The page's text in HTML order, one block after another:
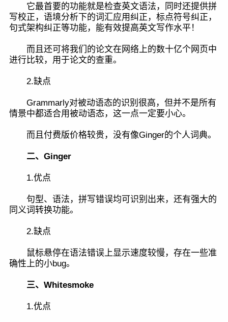
它最首要的功能就是检查英文语法，同时还提供拼
写校正，语境分析下的词汇应用纠正，标点符号纠正，
句式架构纠正等功能，能有效提高英文写作水平！
而且还可将我们的论文在网络上的数十亿个网页中
进行比较，用于论文的查重。
2.缺点
Grammarly对被动语态的识别很高，但并不是所有
情景中都适合用被动语态，这一点一定要小心。
而且付费版价格较贵，没有像Ginger的个人词典。
二、Ginger
1.优点
句型、语法，拼写错误均可识别出来，还有强大的
同义词转换功能。
2.缺点
鼠标悬停在语法错误上显示速度较慢，存在一些准
确性上的小bug。
三、Whitesmoke
1.优点